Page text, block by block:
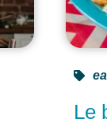
Le